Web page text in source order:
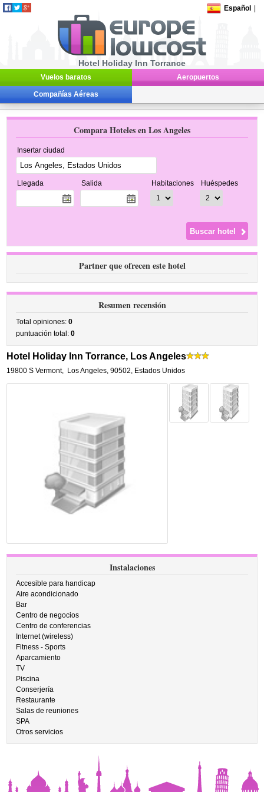
Español
Hotel Holiday Inn Torrance
Vuelos baratos Aeropuertos
Compañías Aéreas
Compara Hoteles en Los Angeles
Insertar ciudad
Llegada Salida Habitaciones Huéspedes
Partner que ofrecen este hotel
Resumen recensión
Total opiniones:0
puntuación total:0
Hotel Holiday Inn Torrance, Los Angeles
19800 S Vermont, Los Angeles,90502, Estados Unidos
Instalaciones
Accesible para handicap
Aire acondicionado
Bar
Centro de negocios
Centro de conferencias
Internet (wireless)
Fitness - Sports
Aparcamiento
TV
Piscina
Conserjería
Restaurante
Salas de reuniones
SPA
Otros servicios